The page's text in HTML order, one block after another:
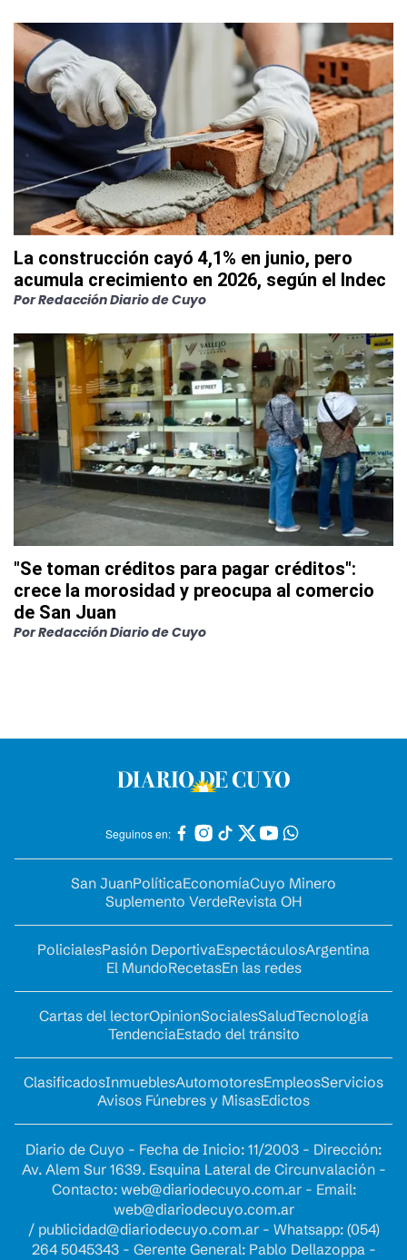
La construcción cayó 4,1% en junio, pero
acumula crecimiento en 2026, según el Indec
PorRedacción Diario de Cuyo
"Se toman créditos para pagar créditos":
crece la morosidad y preocupa al comercio
de San Juan
PorRedacción Diario de Cuyo
Seguinos en:
San JuanPolíticaEconomíaCuyo Minero
Suplemento VerdeRevista OH
PolicialesPasión DeportivaEspectáculosArgentina
El MundoRecetasEn las redes
Cartas del lectorOpinionSocialesSaludTecnología
TendenciaEstado del tránsito
ClasificadosInmueblesAutomotoresEmpleosServicios
Avisos Fúnebres y MisasEdictos
Diario de Cuyo - Fecha de Inicio: 11/2003 - Dirección:
Av. Alem Sur 1639. Esquina Lateral de Circunvalación -
Contacto: web@diariodecuyo.com.ar- Email:
web@diariodecuyo.com.ar
/ publicidad@diariodecuyo.com.ar- Whatsapp: (054)
264 5045343 - Gerente General: Pablo Dellazoppa -